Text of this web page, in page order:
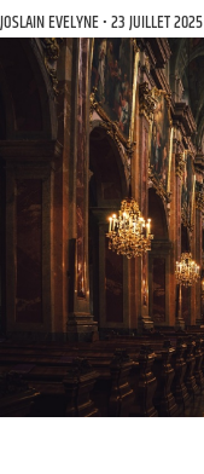
JOSLAIN EVELYNE 23 JUILLET 2025